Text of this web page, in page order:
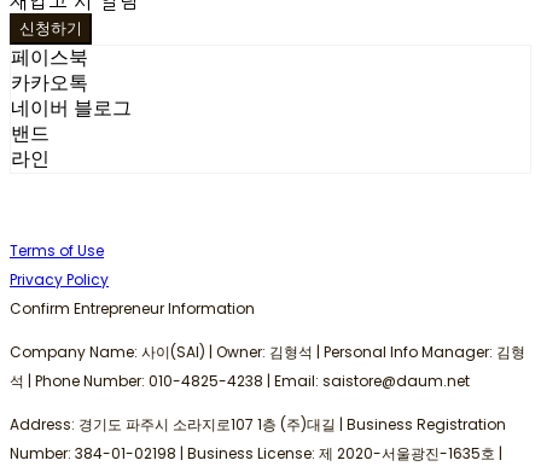
신청하기
페이스북
카카오톡
네이버 블로그
밴드
라인
Terms of Use
Privacy Policy
Confirm Entrepreneur Information
Company Name: 사이(SAI) | Owner: 김형석 | Personal Info Manager: 김형
석 | Phone Number: 010-4825-4238 | Email: saistore@daum.net
Address: 경기도 파주시 소라지로107 1층 (주)대길 | Business Registration
Number: 384-01-02198 | Business License: 제 2020-서울광진-1635호 |